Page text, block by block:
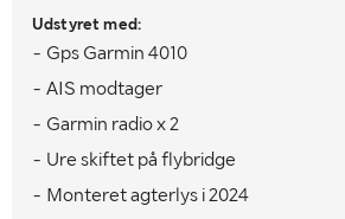
Udstyret med:
- Gps Garmin 4010
- AIS modtager
- Garmin radio x 2
- Ure skiftet på flybridge
- Monteret agterlys i 2024